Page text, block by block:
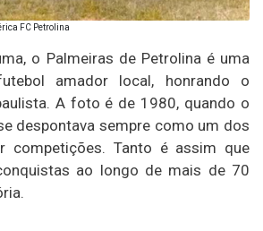
FC Petrolina
o Palmeiras de Petrolina é uma
amador local, honrando o
A foto é de 1980, quando o
despontava sempre como um dos
competições. Tanto é assim que
ao longo de mais de 70